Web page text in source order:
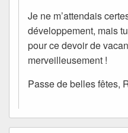
Je ne m’attendais
développement, mais
pour ce devoir de
merveilleusement !
Passe de belles fêtes,